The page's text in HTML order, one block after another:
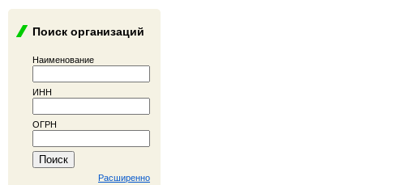
Поиск организаций
Наименование
ИНН
ОГРН
Расширенно